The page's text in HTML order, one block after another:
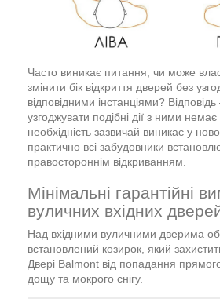
Часто виникає питання, чи може
змінити бік відкриття дверей без
відповідними інстанціями?
узгоджувати подібні дії з ними
необхідність зазвичай виникає у
практично всі забудовники
правостороннім відкриванням.
Мінімальні гарантійні
вуличних вхідних
Над вхідними вуличними дверима
встановлений козирок, який
Двері Balmont від попадання
дощу та мокрого снігу.